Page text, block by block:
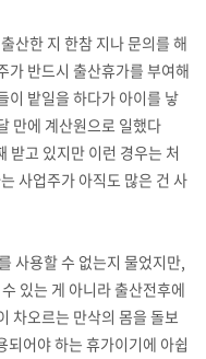
산한 지 한참 지나 문의를 해
가 반드시 출산휴가를 부여해
이 밭일을 하다가 아이를 낳
만에 계산원으로 일했다
고 있지만 이런 경우는 처
사업주가 아직도 많은 건 사
사용할 수 없는지 물었지만,
있는 게 아니라 출산전후에
차오르는 만삭의 몸을 돌보
되어야 하는 휴가이기에 아쉽